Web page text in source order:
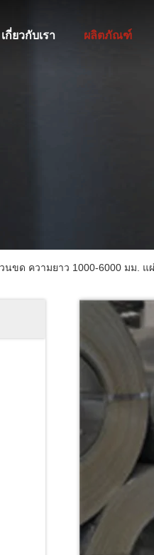
เกี่ยวกับเรา ผลิตภัณฑ์
วนขด ความยาว 1000-6000 มม. แ